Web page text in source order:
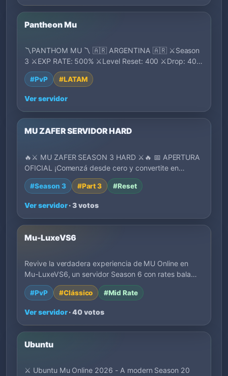
Pantheon Mu
〽️PANTHOM MU 〽️ 🇦🇷 ARGENTINA 🇦🇷 ⚔️Season
3 ⚔️EXP RATE: 500% ⚔️Level Reset: 400 ⚔️Drop: 40%
⚔️St…
#PvP #LATAM
Ver servidor
MU ZAFER SERVIDOR HARD
🔥⚔️ MU ZAFER SEASON 3 HARD ⚔️🔥 📅 APERTURA
OFICIAL ¡Comenzá desde cero y convertite en
leyenda!…
#Season 3 #Part 3 #Reset
Ver servidor· 3 votos
Mu-LuxeVS6
Revive la verdadera experiencia de MU Online en
Mu-LuxeVS6, un servidor Season 6 con rates bala…
#PvP #Clássico #Mid Rate
Ver servidor· 40 votos
Ubuntu
⚔️ Ubuntu Mu Online 2026 - A modern Season 20